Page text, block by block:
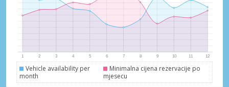
Vehicle availability per
month
Minimalna cijena rezervacije po
mjesecu